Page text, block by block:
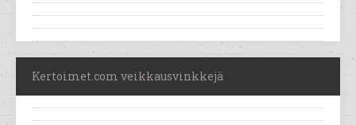
Kertoimet.com veikkausvinkkejä